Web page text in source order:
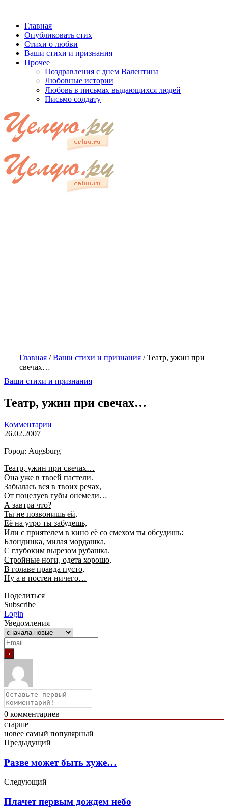
Главная
Опубликовать стих
Стихи о любви
Ваши стихи и признания
Прочее
Поздравления с днем Валентина
Любовные истории
Любовь в письмах выдающихся людей
Письмо солдату
Главная /Ваши стихи и признания /Театр, ужин при
свечах…
Ваши стихи и признания
Театр, ужин при свечах…
Комментарии
26.02.2007
Город: Augsburg
Театр, ужин при свечах…
Она уже в твоей пастели.
Забылась вся в твоих речах,
От поцелуев губы онемели…
А завтра что?
Ты не позвонишь ей,
Её на утро ты забудешь,
Или с приятелем в кино её со смехом ты обсудишь:
Блондинка, милая мордашка,
С глубоким вырезом рубашка.
Стройные ноги, одета хорошо,
В голаве правда пусто,
Ну а в постеи ничего…
Поделиться
Subscribe
Login
Уведомления
0 комментариев
старше
новее самый популярный
Предыдущий
Разве может быть хуже…
Следующий
Плачет первым дождем небо